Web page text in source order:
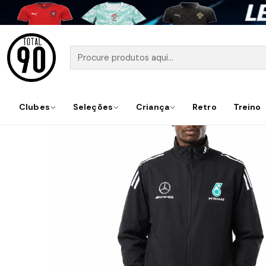
Clubes Seleções Criança Retro Treino